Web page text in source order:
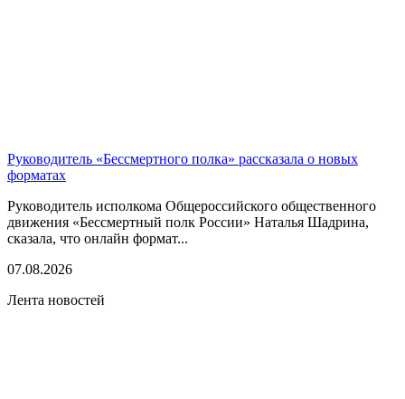
Руководитель «Бессмертного полка» рассказала о новых
форматах
Руководитель исполкома Общероссийского общественного
движения «Бессмертный полк России» Наталья Шадрина,
сказала, что онлайн формат...
07.08.2026
Лента новостей